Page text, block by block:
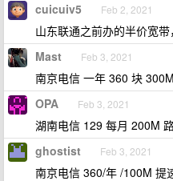
cuicuiv5 Feb 2, 2021
山东联通之前办的半价宽
Mast Feb 3, 2021
南京电信 一年 360 块
OPA Feb 3, 2021
湖南电信 129 每月 200M
ghostist Feb 3, 2021
南京电信 360/年 /100M 提